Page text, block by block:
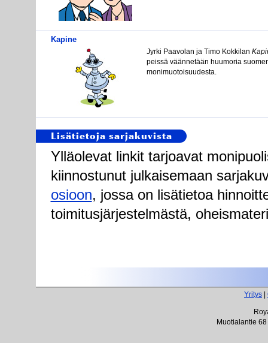
Kapine
Jyr­ki Paa­vo­lan ja Ti­mo Kok­ki­lan
peis­sä vään­ne­tään huu­mo­ria
mo­ni­muo­toi­suu­des­ta.
Lisätietoja sarjakuvista
Ylläolevat linkit tarjoavat
kiinnostunut julkaisemaan
osioon, jossa on lisätietoa
toimitusjärjestelmästä,
Yritys
Muotialantie